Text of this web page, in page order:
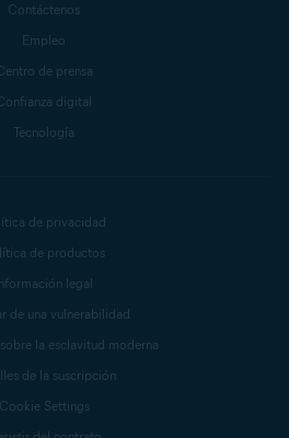
Contáctenos
Empleo
de prensa
digital
Tecnología
de privacidad
de productos
legal
de una vulnerabilidad
la esclavitud moderna
de la suscripción
Cookie Settings